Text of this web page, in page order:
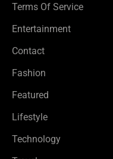
Terms Of Service
Entertainment
Contact
Fashion
Featured
Lifestyle
Technology